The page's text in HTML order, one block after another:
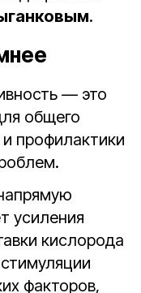
.
— это
общего
профилактики
усиления
кислорода
факторов,